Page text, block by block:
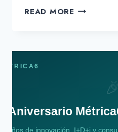
READ MORE MÉTRICA6